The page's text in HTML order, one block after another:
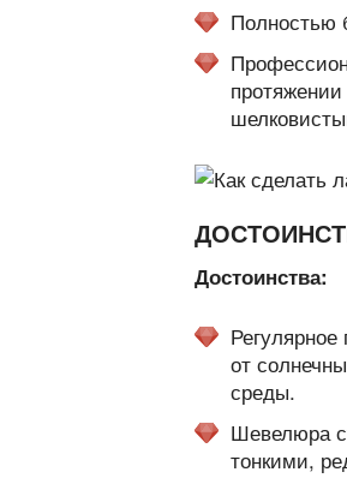
Полностью
Достоинства:
от
среды.
Шевелюра
тонкими,